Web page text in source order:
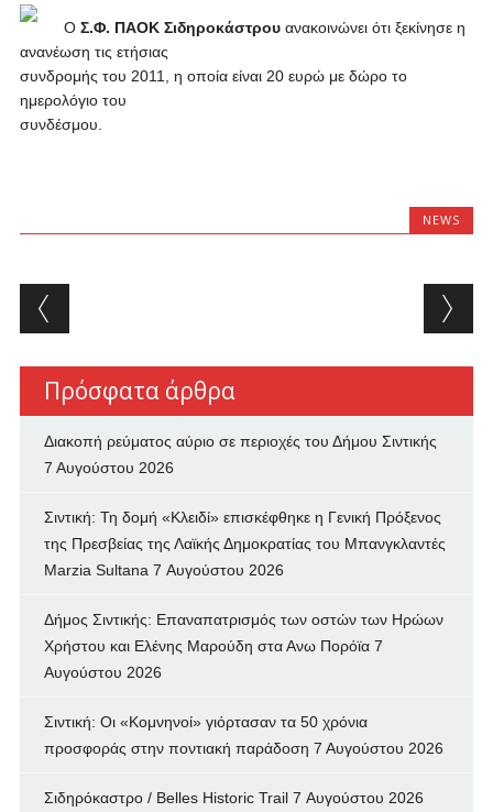
Ο Σ.Φ. ΠΑΟΚ Σιδηροκάστρουανακοινώνει ότι ξεκίνησε η
ανανέωση τις ετήσιας
συνδρομής του 2011, η οποία είναι 20 ευρώ με δώρο το
ημερολόγιο του
συνδέσμου.
NEWS
Post navigation
Πρόσφατα άρθρα
Διακοπή ρεύματος αύριο σε περιοχές του Δήμου Σιντικής
7 Αυγούστου 2026
Σιντική: Τη δομή «Κλειδί» επισκέφθηκε η Γενική Πρόξενος
της Πρεσβείας της Λαϊκής Δημοκρατίας του Μπανγκλαντές
Marzia Sultana 7 Αυγούστου 2026
Δήμος Σιντικής: Επαναπατρισμός των oστών των Ηρώων
Χρήστου και Ελένης Μαρούδη στα Ανω Πορόϊα 7
Αυγούστου 2026
Σιντική: Οι «Κομνηνοί» γιόρτασαν τα 50 χρόνια
προσφοράς στην ποντιακή παράδοση 7 Αυγούστου 2026
Σιδηρόκαστρο / Belles Historic Trail 7 Αυγούστου 2026